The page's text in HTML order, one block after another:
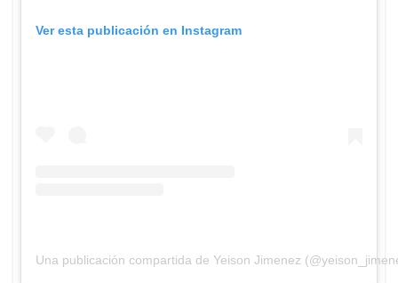
Ver esta publicación en Instagram
Una publicación compartida de Yeison Jimenez